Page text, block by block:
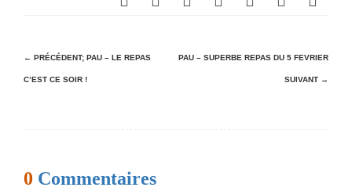
N
a
a
← PRÉCÉDENT; PAU – LE REPAS
C’EST CE SOIR !
PAU – SUPERBE REPAS DU 5 FEVRIER
SUIVANT →
0 Commentaires